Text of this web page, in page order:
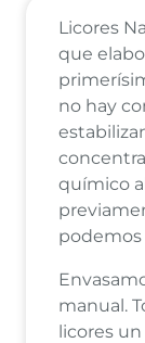
Licores
que
no hay
químico
podemos
manual.
licores